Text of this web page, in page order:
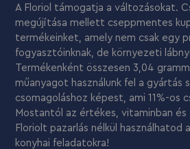
A Floriol támogatja a változásokat.
megújítása mellett cseppmentes
termékeinket, amely nem csak egy
fogyasztóinknak, de környezeti
Termékenként összesen 3,04
műanyagot használunk fel a gyártás
csomagoláshoz képest, ami 11%-os
Mostantól az értékes, vitaminban és
Floriolt pazarlás nélkül használhatod
konyhai feladatokra!